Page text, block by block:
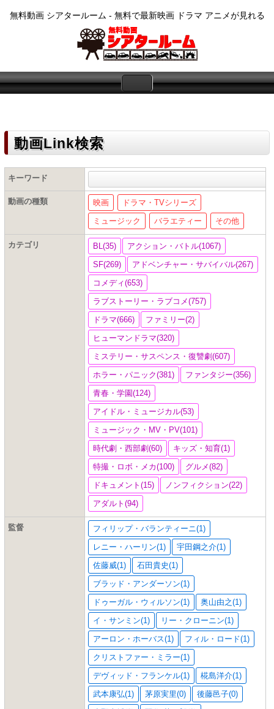
無料動画 シアタールーム - 無料で最新映画 ドラマ アニメが見れる
動画Link検索
キーワード
動画の種類 映画
ドラマ・TVシリーズ
ミュージック
バラエティー その他
カテゴリ BL(35)
アクション・バトル(1067)
SF(269)
アドベンチャー・サバイバル(267)
コメディ(653)
ラブストーリー・ラブコメ(757)
ドラマ(666)
ファミリー(2)
ヒューマンドラマ(320)
ミステリー・サスペンス・復讐劇(607)
ホラー・パニック(381)
ファンタジー(356)
青春・学園(124)
アイドル・ミュージカル(53)
ミュージック・MV・PV(101)
時代劇・西部劇(60)
キッズ・知育(1)
特撮・ロボ・メカ(100)
グルメ(82)
ドキュメント(15)
ノンフィクション(22)
アダルト(94)
監督
フィリップ・バランティーニ(1)
レニー・ハーリン(1)
宇田鋼之介(1)
佐藤威(1)
石田貴史(1)
ブラッド・アンダーソン(1)
ドゥーガル・ウィルソン(1)
奥山由之(1)
イ・サンミン(1)
リー・クローニン(1)
アーロン・ホーバス(1)
フィル・ロード(1)
クリストファー・ミラー(1)
デヴィッド・フランケル(1)
椛島洋介(1)
武本康弘(1)
茅原実里(0)
後藤邑子(0)